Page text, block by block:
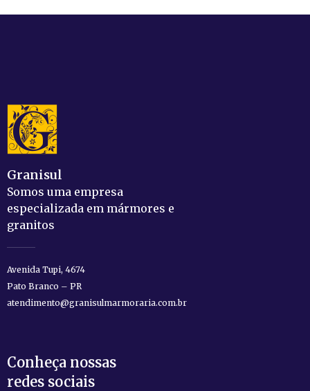
Granisul
Somos uma empresa
especializada em mármores e
granitos
Avenida Tupi, 4674
Pato Branco – PR
atendimento@granisulmarmoraria.com.br
Conheça nossas
redes sociais